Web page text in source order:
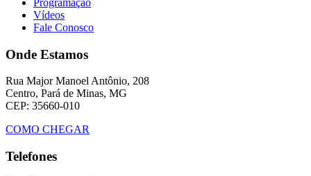
Vídeos
Fale Conosco
Onde Estamos
Rua Major Manoel Antônio, 208
Centro, Pará de Minas, MG
CEP: 35660-010
COMO CHEGAR
Telefones